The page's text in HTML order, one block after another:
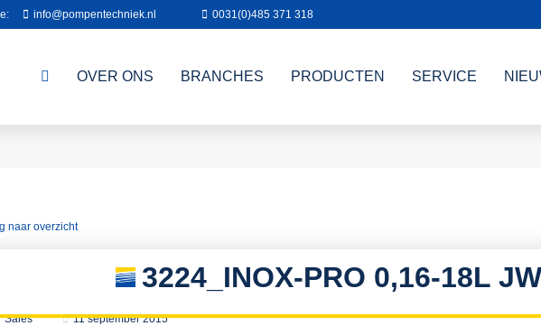
info@pompentechniek.nl 0031(0)485 371 318
OVER ONS BRANCHES PRODUCTEN SERVICE
naar overzicht
3224_INOX-PRO 0,16-18L
Sales 11 september 2015